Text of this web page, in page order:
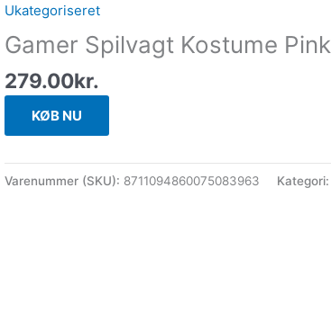
Ukategoriseret
Gamer Spilvagt Kostume Pink
279.00kr.
KØB NU
Varenummer (SKU): 8711094860075083963 Kategori: